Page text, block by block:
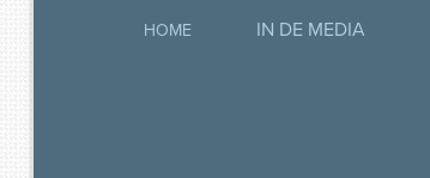
HOME IN DE MEDIA